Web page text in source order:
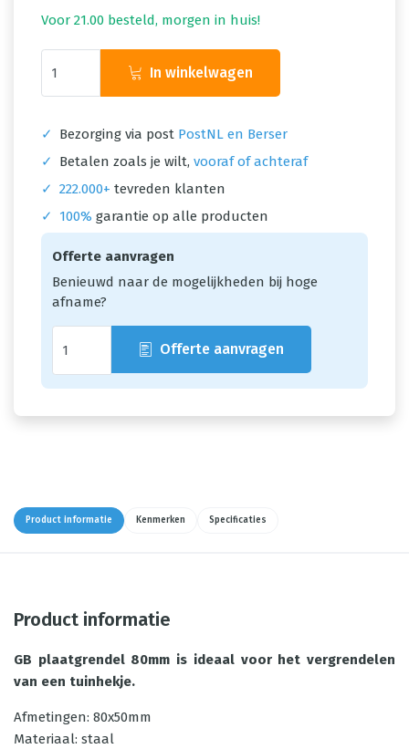
Voor 21.00 besteld, morgen in huis!
In winkelwagen
✓ Bezorging via post PostNL en Berser
✓
Betalen zoals je wilt, vooraf of achteraf
✓ 222.000+ tevreden klanten
✓
100% garantie op alle producten
Offerte aanvragen
Benieuwd naar de mogelijkheden bij hoge
afname?
Offerte aanvragen
Product informatie Kenmerken Specificaties
Product informatie
GB plaatgrendel 80mm is ideaal voor het vergrendelen
van een tuinhekje.
Afmetingen: 80x50mm
Materiaal: staal